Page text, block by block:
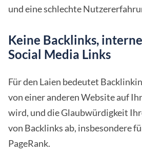
und eine schlechte
Keine Backlinks,
Social Media Links
Für den Laien bedeutet
von einer anderen Website auf
wird, und die Glaubwürdigkeit
von Backlinks ab, insbesondere
PageRank.